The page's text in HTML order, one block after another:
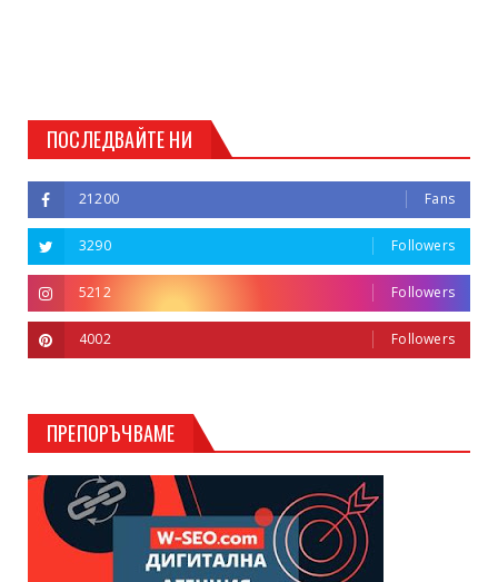
ПОСЛЕДВАЙТЕ НИ
21200 Fans
3290 Followers
5212 Followers
4002 Followers
ПРЕПОРЪЧВАМЕ